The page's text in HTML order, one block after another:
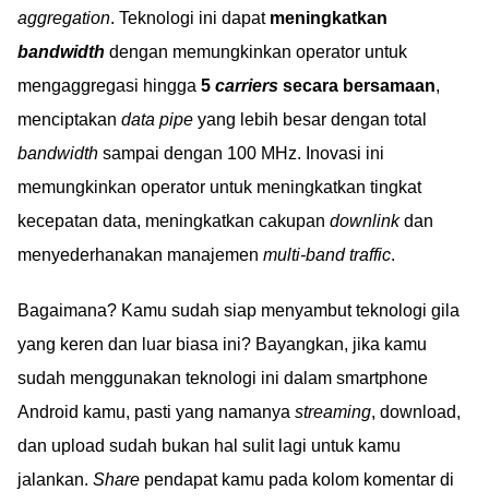
aggregation. Teknologi ini dapat meningkatkan
bandwidth dengan memungkinkan operator untuk
mengaggregasi hingga 5 carriers secara bersamaan,
menciptakan data pipe yang lebih besar dengan total
bandwidth sampai dengan 100 MHz. Inovasi ini
memungkinkan operator untuk meningkatkan tingkat
kecepatan data, meningkatkan cakupan downlinkdan
menyederhanakan manajemen multi-band traffic.
Bagaimana? Kamu sudah siap menyambut teknologi gila
yang keren dan luar biasa ini? Bayangkan, jika kamu
sudah menggunakan teknologi ini dalam smartphone
Android kamu, pasti yang namanya streaming, download,
dan upload sudah bukan hal sulit lagi untuk kamu
jalankan. Share pendapat kamu pada kolom komentar di